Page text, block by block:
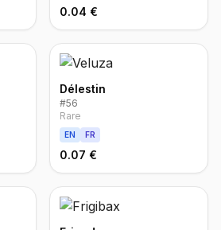
0.04 €
Délestin
#56
Rare
EN FR
0.07 €